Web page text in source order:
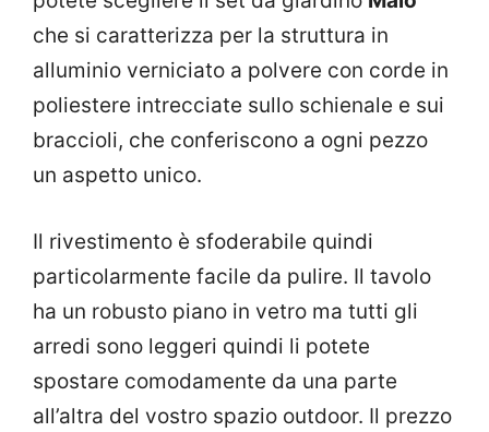
che si caratterizza per la struttura in
alluminio verniciato a polvere con corde in
poliestere intrecciate sullo schienale e sui
braccioli, che conferiscono a ogni pezzo
un aspetto unico.
Il rivestimento è sfoderabile quindi
particolarmente facile da pulire. Il tavolo
ha un robusto piano in vetro ma tutti gli
arredi sono leggeri quindi li potete
spostare comodamente da una parte
all’altra del vostro spazio outdoor. Il prezzo